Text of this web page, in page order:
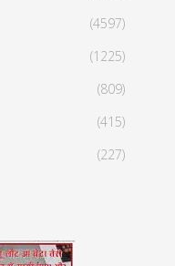
(4597)
(1225)
(809)
(415)
(227)